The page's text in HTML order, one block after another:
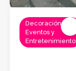
Decoración,
Eventos y
Entretenimiento